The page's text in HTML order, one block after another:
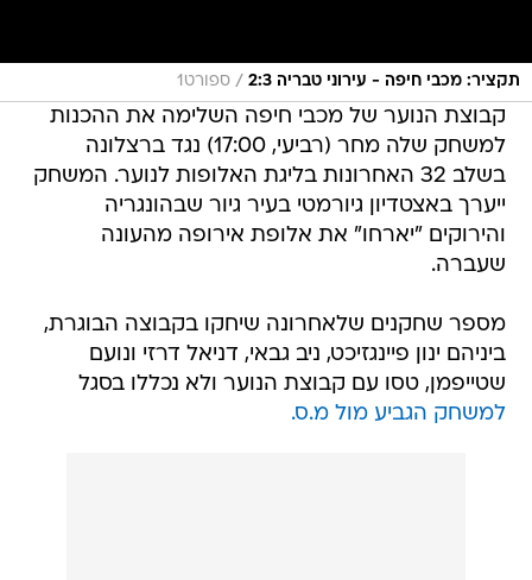
תקציר: מכבי חיפה - עירוני טבריה 2:3 / ספורט1
קבוצת הנוער של מכבי חיפה השלימה את ההכנות
למשחק שלה מחר (רביעי, 17:00) נגד ברצלונה
בשלב 32 האחרונות בליגת האלופות לנוער. המשחק
ייערך באצטדיון גיורמטי בעיר גיור שבהונגריה
והירוקים "יארחו" את אלופת אירופה מהעונה
שעברה.
מספר שחקנים שלאחרונה שיחקו בקבוצה הבוגרת,
ביניהם ינון פיינגזיכט, ניב גבאי, דניאל דרזי ונועם
שטייפמן, טסו עם קבוצת הנוער ולא נכללו בסגל
למשחק הגביע מול מ.ס.